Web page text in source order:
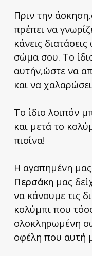
Πριν την
πρέπει να
κάνεις
σώμα σου. Το
αυτήν,ώστε να
και να
Το ίδιο λοιπόν
και μετά το
πισίνα!
Η αγαπημένη
Περσάκη μας
να κάνουμε τις
κολύμπι που
ολοκληρωμένη
οφέλη που αυτή